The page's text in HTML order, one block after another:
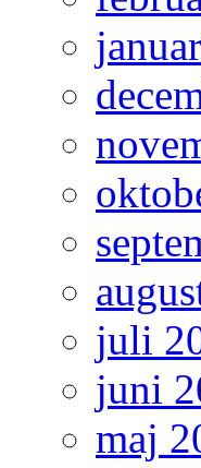
juli
juni
maj